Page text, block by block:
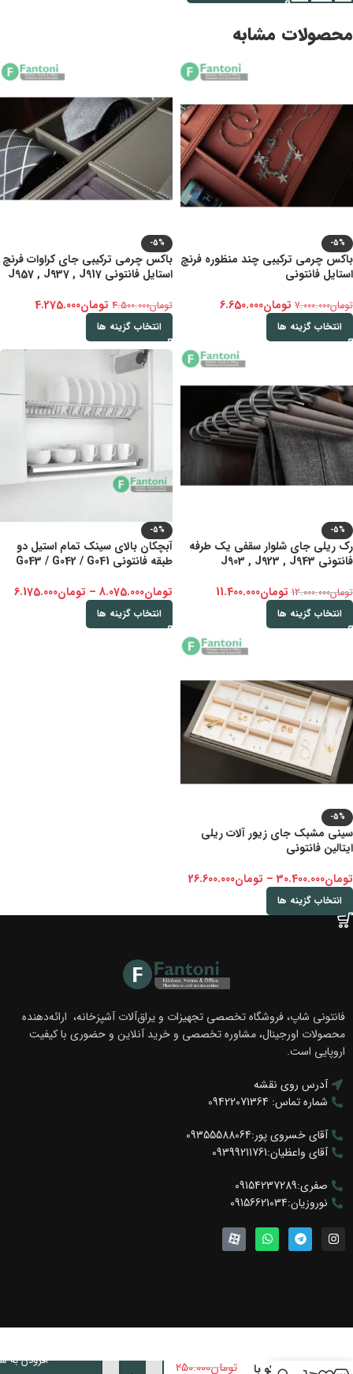
محصولات مشابه
-5%
باکس چرمی ترکیبی چند منظوره فرنچ
استایل فانتونی
تومان7.000.000 تومان6.650.000
انتخاب گزینه ها
-5%
باکس چرمی ترکیبی جای کراوات فرنچ
استایل فانتونی J957 , J937 , J917
تومان4.500.000 تومان4.275.000
انتخاب گزینه ها
-5%
رک ریلی جای شلوار سقفی یک طرفه
فانتونی J903 , J923 , J943
تومان12.000.000 تومان11.400.000
انتخاب گزینه ها
-5%
آبچکان بالای سینک تمام استیل دو
طبقه فانتونی G043 / G042 / G041
تومان8.075.000
– تومان6.175.000
انتخاب گزینه ها
-5%
سینی مشبک جای زیور آلات ریلی
ایتالین فانتونی
تومان30.400.000
– تومان26.600.000
انتخاب گزینه ها
فانتونی شاپ، فروشگاه تخصصی تجهیزات و یراق‌آلات آشپزخانه، ارائه‌دهنده
محصولات اورجینال، مشاوره تخصصی و خرید آنلاین و حضوری با کیفیت
اروپایی است.
آدرس روی نقشه
شماره تماس: 09422071364
آقای خسروی پور:09355588064
آقای واعظیان:09399211761
صفری:09154237289
نوروزیان:09156621034
لولای
سری اکو با
تومان250.000 افزودن به